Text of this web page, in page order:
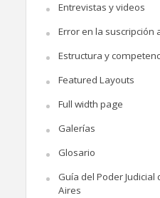
Entrevistas y videos
Error en la suscripción
Estructura y
Featured Layouts
Full width page
Galerías
Glosario
Guía del Poder
Aires